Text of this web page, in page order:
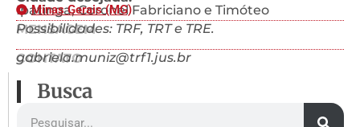
Ipatinga, Coronel Fabriciano e Timóteo
Minas Gerais (MG)
MENSAGEM
Possibilidades: TRF, TRT e TRE.
CONTATO
gabriela.muniz@trf1.jus.br
Busca